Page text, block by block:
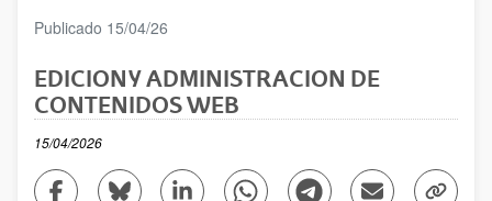
Publicado 15/04/26
EDICION Y ADMINISTRACION DE
CONTENIDOS WEB
15/04/2026
Compartir en Facebook - (Abre una nueva ventana)
Compartir en Bluesky - (Abre una nueva ventana)
Compartir en Linkedin - (Abre una nueva
Compartir en Whatsapp - (Abre
Compartir en Telegram -
Enviar porCopiar